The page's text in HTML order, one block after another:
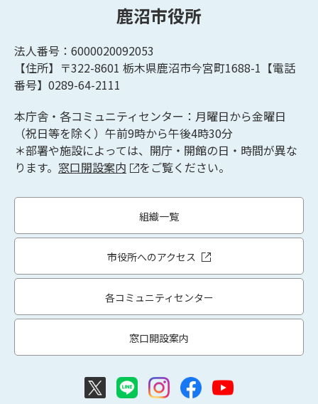
鹿沼市役所
法人番号：6000020092053
【住所】〒322-8601 栃木県鹿沼市今宮町1688-1【電話
番号】0289-64-2111
本庁舎・各コミュニティセンター：月曜日から金曜日
（祝日等を除く）午前9時から午後4時30分
＊部署や施設によっては、開庁・開館の日・時間が異な
ります。 窓口開設案内 をご覧ください。
組織一覧
市役所へのアクセス
各コミュニティセンター
窓口開設案内